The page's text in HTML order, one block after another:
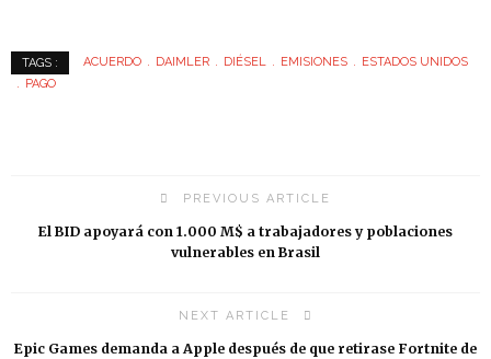
TAGS : ACUERDO DAIMLER DIÉSEL EMISIONES
ESTADOS UNIDOS
PAGO
PREVIOUS ARTICLE
El BID apoyará con 1.000 M$ a trabajadores y poblaciones
vulnerables en Brasil
NEXT ARTICLE
Epic Games demanda a Apple después de que retirase Fortnite de